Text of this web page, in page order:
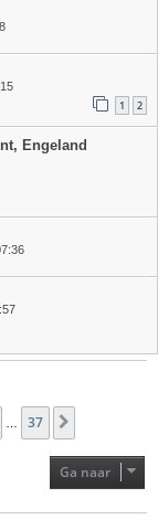
1 2
Engeland
37
Ga naar